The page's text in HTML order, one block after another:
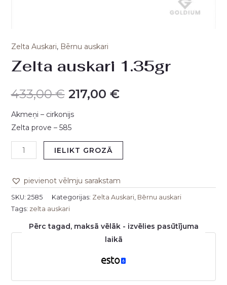
Zelta Auskari, Bērnu auskari
Zelta auskari 1.35gr
433,00€ 217,00 €
Akmeņi – cirkonijs
Zelta prove – 585
IELIKT GROZĀ
pievienot vēlmju sarakstam
SKU: 2585 Kategorijas: Zelta Auskari, Bērnu auskari
Tags: zelta auskari
Pērc tagad, maksā vēlāk - izvēlies pasūtījuma
laikā